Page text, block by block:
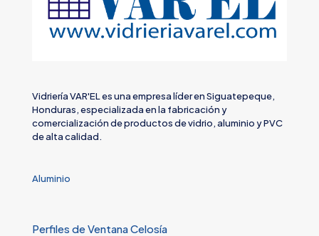
Vidriería VAR'EL es una empresa líder en Siguatepeque,
Honduras, especializada en la fabricación y
comercialización de productos de vidrio, aluminio y PVC
de alta calidad.
Aluminio
Perfiles de Ventana Celosía